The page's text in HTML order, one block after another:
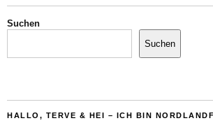
Suchen
Suchen
HALLO, TERVE & HEI – ICH BIN